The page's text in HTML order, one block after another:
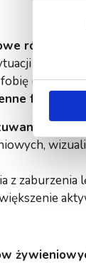
różnią się
(lęk
lęku
z zaburzenia